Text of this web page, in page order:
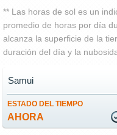
** Las horas de sol es un
promedio de horas por día
alcanza la superficie de la
duración del día y la
ESTADO DEL TIEMPO
AHORA
Samui